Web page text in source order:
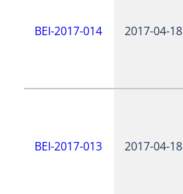
BEI-2017-014 2017-04-18
BEI-2017-013 2017-04-18